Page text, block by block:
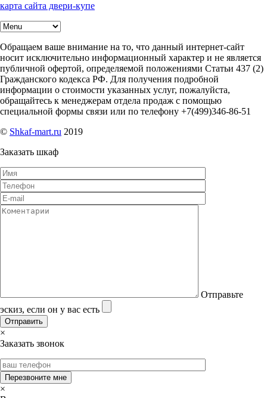
карта сайта двери-купе
Обращаем ваше внимание на то, что данный интернет-сайт
носит исключительно информационный характер и не является
публичной офертой, определяемой положениями Статьи 437 (2)
Гражданского кодекса РФ. Для получения подробной
информации о стоимости указанных услуг, пожалуйста,
обращайтесь к менеджерам отдела продаж с помощью
специальной формы связи или по телефону +7(499)346-86-51
© Shkaf-mart.ru 2019
Заказать шкаф
Отправьте
эскиз, если он у вас есть
×
Заказать звонок
×